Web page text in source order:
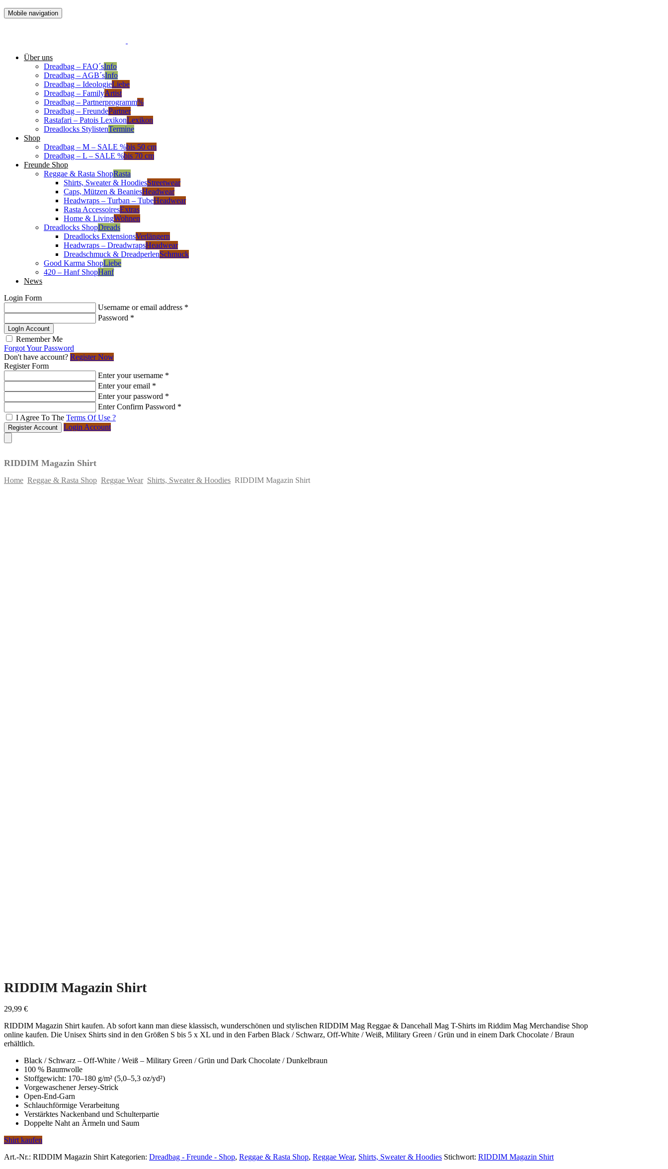
Mobile navigation
Über uns
Dreadbag – FAQ´sInfo
Dreadbag – AGB´sInfo
Dreadbag – IdeologieLiebe
Dreadbag – FamilyArtist
Dreadbag – Partnerprogramm%
Dreadbag – FreundePartner
Rastafari – Patois LexikonLexikon
Dreadlocks StylistenTermine
Shop
Dreadbag – M – SALE %bis 50 cm
Dreadbag – L – SALE %bis 70 cm
Freunde Shop
Reggae & Rasta ShopRasta
Shirts, Sweater & HoodiesStreetwear
Caps, Mützen & BeaniesHeadwear
Headwraps – Turban – TubeHeadwear
Rasta AccessoiresExtras
Home & LivingWohnen
Dreadlocks ShopDreads
Dreadlocks ExtensionsVerlängern
Headwraps – DreadwrapsHeadwear
Dreadschmuck & DreadperlenSchmuck
Good Karma ShopLiebe
420 – Hanf ShopHanf
News
Login Form
Username or email address *
Password *
LogIn Account
Remember Me
Forgot Your Password
Don't have account? Register Now
Register Form
Enter your username *
Enter your email *
Enter your password *
Enter Confirm Password *
I Agree To The Terms Of Use ?
Register Account Login Account
RIDDIM Magazin Shirt
Home Reggae & Rasta Shop Reggae Wear Shirts, Sweater & Hoodies RIDDIM Magazin Shirt
RIDDIM Magazin Shirt
29,99 €
RIDDIM Magazin Shirt kaufen. Ab sofort kann man diese klassisch, wunderschönen und stylischen RIDDIM Mag Reggae & Dancehall Mag T-Shirts im Riddim Mag Merchandise Shop
online kaufen. Die Unisex Shirts sind in den Größen S bis 5 x XL und in den Farben Black / Schwarz, Off-White / Weiß, Military Green / Grün und in einem Dark Chocolate / Braun
erhältlich.
Black / Schwarz – Off-White / Weiß – Military Green / Grün und Dark Chocolate / Dunkelbraun
100 % Baum­wolle
Stof­fgewicht: 170–180 g/m² (5,0–5,3 oz/yd²)
Vorge­wasch­en­er Jer­sey-Strick
Open-End-Garn
Schlauch­för­mige Ver­ar­beitung
Ver­stärk­tes Nack­en­band und Schul­ter­par­tie
Dop­pelte Naht an Ärmeln und Saum
Shirt kaufen
Art.-Nr.: RIDDIM Magazin Shirt Kategorien: Dreadbag - Freunde - Shop, Reggae & Rasta Shop, Reggae Wear, Shirts, Sweater & Hoodies Stichwort: RIDDIM Magazin Shirt